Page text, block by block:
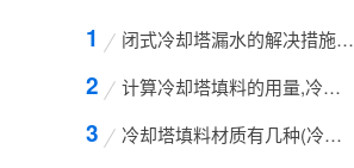
闭式冷却塔漏水的解决措施方案
计算冷却塔填料的用量,冷却塔填料的计算方法
冷却塔填料材质有几种(冷却塔填料哪种材质好)